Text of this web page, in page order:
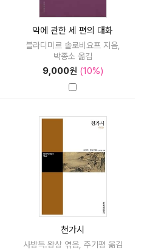
악에 관한 세 편의 대화
블라디미르 솔로비요프 지음,
박종소 옮김
9,000원 (10%)
천가시
사방득.왕상 엮음, 주기평 옮김